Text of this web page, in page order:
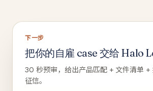
下一步
把你的自雇 case 交给 Halo
30 秒预审，给出产品匹配 + 文件清单 +
征信。